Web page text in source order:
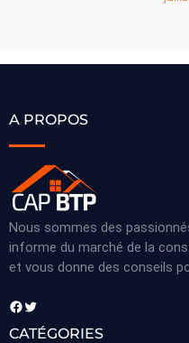
A PROPOS
Nous sommes des
informe du marché de la
et vous donne des conseils
Facebook Twitter
CATÉGORIES